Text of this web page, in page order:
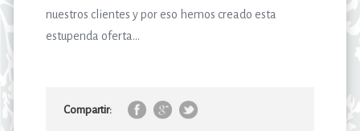
nuestros clientes y por eso hemos creado esta
estupenda oferta...
Compartir: